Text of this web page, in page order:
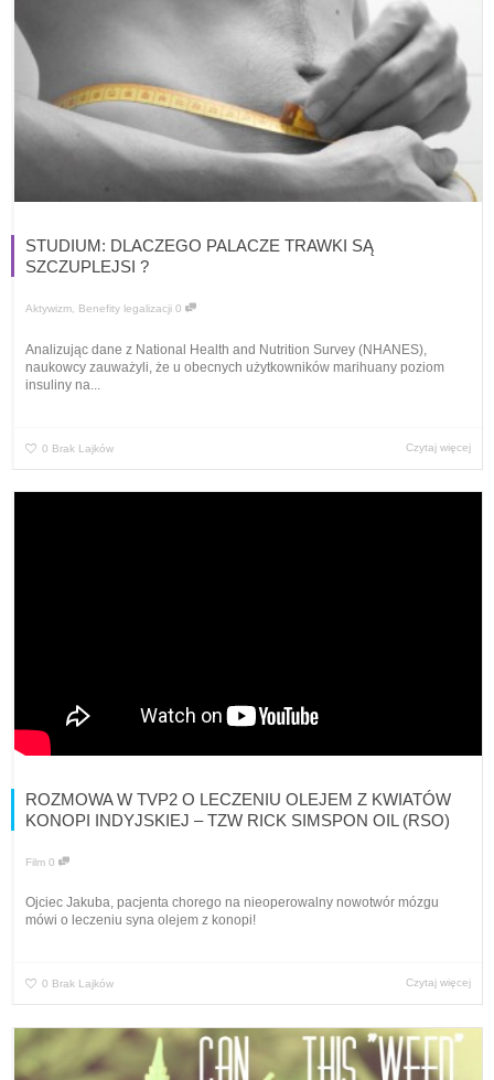
STUDIUM: DLACZEGO PALACZE TRAWKI SĄ
SZCZUPLEJSI ?
Aktywizm, Benefity legalizacji 0
Analizując dane z National Health and Nutrition Survey (NHANES),
naukowcy zauważyli, że u obecnych użytkowników marihuany poziom
insuliny na...
0 Brak Lajków Czytaj więcej
ROZMOWA W TVP2 O LECZENIU OLEJEM Z KWIATÓW
KONOPI INDYJSKIEJ – TZW RICK SIMSPON OIL (RSO)
Film 0
Ojciec Jakuba, pacjenta chorego na nieoperowalny nowotwór mózgu
mówi o leczeniu syna olejem z konopi!
0 Brak Lajków Czytaj więcej